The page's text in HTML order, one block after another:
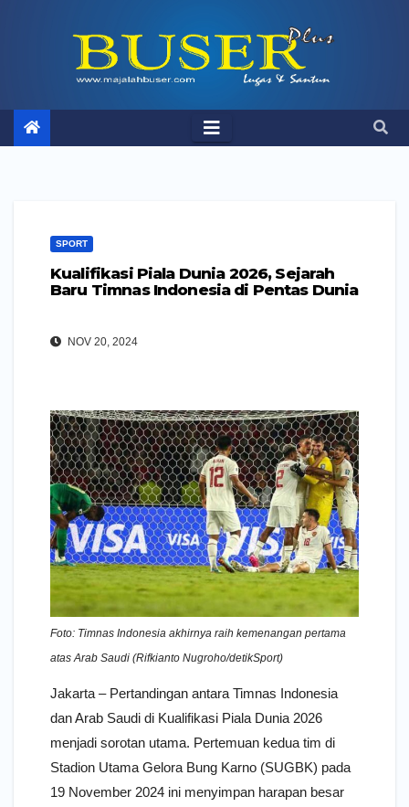
SPORT
Kualifikasi Piala Dunia 2026, Sejarah
Baru Timnas Indonesia di Pentas Dunia
NOV 20, 2024
Foto: Timnas Indonesia akhirnya raih kemenangan pertama
atas Arab Saudi (Rifkianto Nugroho/detikSport)
Jakarta – Pertandingan antara Timnas Indonesia
dan Arab Saudi di Kualifikasi Piala Dunia 2026
menjadi sorotan utama. Pertemuan kedua tim di
Stadion Utama Gelora Bung Karno (SUGBK) pada
19 November 2024 ini menyimpan harapan besar